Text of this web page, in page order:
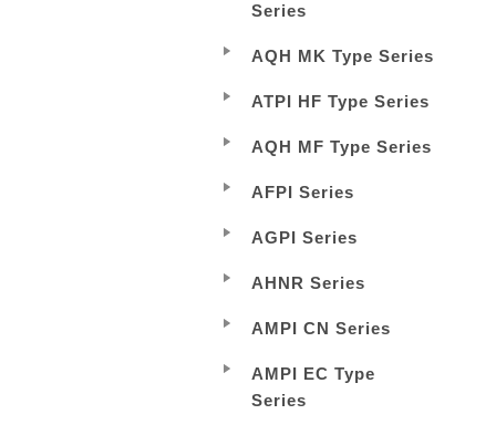
Series
AQH MK Type Series
ATPI HF Type Series
AQH MF Type Series
AFPI Series
AGPI Series
AHNR Series
AMPI CN Series
AMPI EC Type
Series